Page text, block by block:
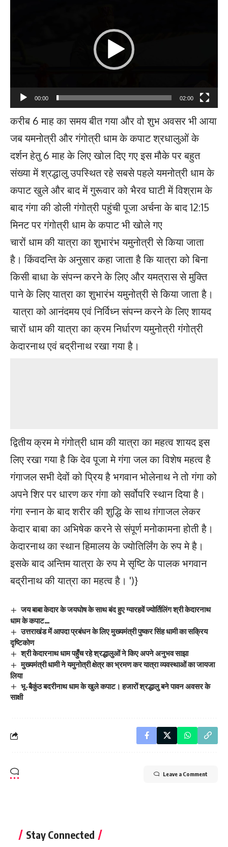
00:00 02:00
करीब 6 माह का समय बीत गया और वो शुभ अवसर भी आया
जब यमनोत्री और गंगोत्री धाम के कपाट श्रधालुओं के
दर्शन हेतु 6 माह के लिए खोल दिए गए इस मौके पर बहुत
संख्या में श्रद्धालु उपस्थित रहे सबसे पहले यमनोत्री धाम के
कपाट खुले और बाद में गुरूवार को भैरव घाटी में विश्राम के
बाद गंगा की डोली गंगोत्री पहुंची पूजा अर्चना के बाद 12:15
मिनट पर गंगोत्री धाम के कपाट भी खोले गए
चारों धाम की यात्रा का शुभारंभ यमुनोत्री से किया जाता
है। किंवदन्ति के अनुसार कहा जाता है कि यात्रा को बिना
किसी बाधा के संपन्न करने के लिए और यमत्रास से मुक्ति
पाने के लिए यात्रा का शुभारंभ यमुनोत्री से किया जाता है।
यात्रा को आनंदमय एवं निर्विध्न संपन्न करने के लिए शायद
चारों धाम की यात्रा का क्रम निर्धारण यमुनोत्री गंगोत्री
केदारनाथ एवं बद्रीनाथ रखा गया है।
द्वितीय क्रम मे गंगोत्री धाम की यात्रा का महत्व शायद इस
लिए रखा गया है कि देव पूजा मे गंगा जल का विशेष महत्व है
गंगाजल सभी देवों को प्रिय है भगवान भोलेनाथ ने तो गंगा को
अपने शिर पर धारण कर गंगा को सर्वोपरि स्थान दिया है।
गंगा स्नान के बाद शरीर की शुद्धि के साथ ग़ंगाजल लेकर
केदार बाबा का अभिषेक करने से संपूर्ण मनोकामना होती है।
केदारनाथ का स्थान हिमालय के ज्योतिर्लिंग के रुप मे है।
इसके बाद अन्तिम यात्रा के रुप मे सृष्टि के पालक भगवान
बद्रीनाथ की यात्रा का महत्व है। ')}
जय बाबा केदार के जयघोष के साथ बंद हुए ग्यारहवें ज्योर्तिलिंग श्री केदारनाथ
धाम के कपाट…
उत्तराखंड में आपदा प्रबंधन के लिए मुख्यमंत्री पुष्कर सिंह धामी का सक्रिय
दृष्टिकोण
श्री केदारनाथ धाम पहुँच रहे श्रद्धालुओं ने किए अपने अनुभव साझा
मुख्यमंत्री धामी ने यमुनोत्री क्षेत्र का भ्रमण कर यात्रा व्यवस्थाओं का जायजा
लिया
भू-बैकुंठ बदरीनाथ धाम के खुले कपाट। हजारों श्रद्धालु बने पावन अवसर के
साक्षी
Leave a Comment
Stay Connected